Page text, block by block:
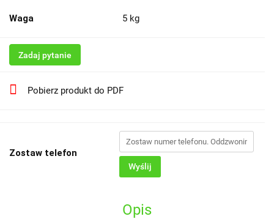
Waga 5 kg
Zadaj pytanie
Pobierz produkt do PDF
Zostaw telefon
Wyślij
Opis